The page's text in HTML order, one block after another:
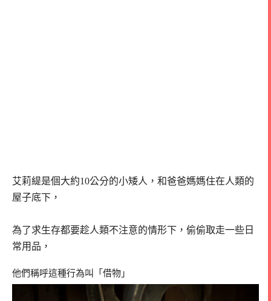
艾莉緹是個大約10公分的小矮人，和爸爸媽媽住在人類的
屋子底下，
為了求生存都要趁人類不注意的情形下，偷偷取走一些日
常用品，
他們稱呼這種行為叫「借物」